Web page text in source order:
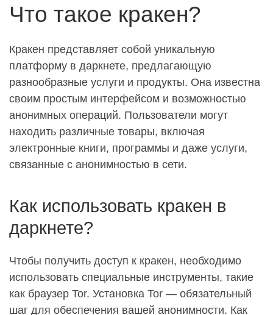
Что такое кракен?
Кракен представляет собой уникальную
платформу в даркнете, предлагающую
разнообразные услуги и продукты. Она известна
своим простым интерфейсом и возможностью
анонимных операций. Пользователи могут
находить различные товары, включая
электронные книги, программы и даже услуги,
связанные с анонимностью в сети.
Как использовать кракен в
даркнете?
Чтобы получить доступ к кракен, необходимо
использовать специальные инструменты, такие
как браузер Tor. Установка Tor — обязательный
шаг для обеспечения вашей анонимности. Как